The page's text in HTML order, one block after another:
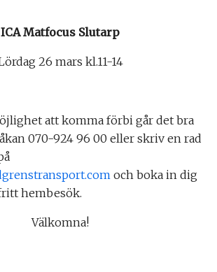
ICA Matfocus Slutarp
26 mars kl.11-14
att komma förbi går det bra
070-924 96 00 eller skriv en rad
och boka in dig
hembesök.
Välkomna!